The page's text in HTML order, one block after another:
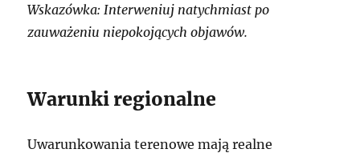
Wskazówka: Interweniuj natychmiast po
zauważeniu niepokojących objawów.
Warunki regionalne
Uwarunkowania terenowe mają realne